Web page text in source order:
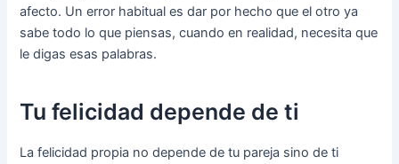
afecto. Un error habitual es dar por hecho que el otro ya
sabe todo lo que piensas, cuando en realidad, necesita que
le digas esas palabras.
Tu felicidad depende de ti
La felicidad propia no depende de tu pareja sino de ti